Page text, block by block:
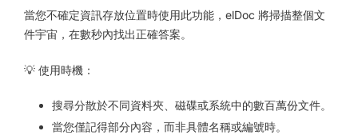
當您不確定資訊存放位置時使用此功能，elDoc 將掃描整個文
件宇宙，在數秒內找出正確答案。
💡 使用時機：
搜尋分散於不同資料夾、磁碟或系統中的數百萬份文件。
當您僅記得部分內容，而非具體名稱或編號時。